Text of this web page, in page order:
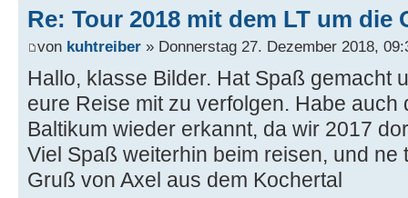
Re: Tour 2018 mit dem LT um die
von kuhtreiber » Donnerstag 27. Dezember 2018,
Hallo, klasse Bilder. Hat Spaß gemacht
eure Reise mit zu verfolgen. Habe auch
Baltikum wieder erkannt, da wir 2017
Viel Spaß weiterhin beim reisen, und ne
Gruß von Axel aus dem Kochertal